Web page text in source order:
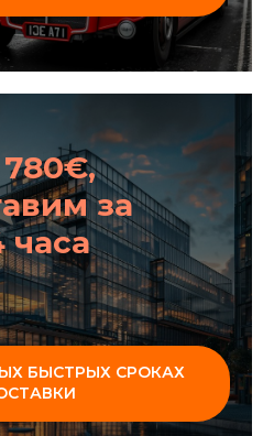
780€,
за
часа
БЫСТРЫХ СРОКАХ